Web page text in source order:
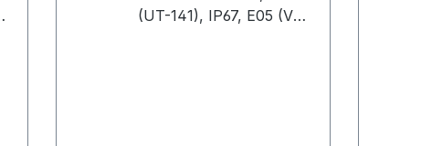
(UT-141), IP67, E05 (VE